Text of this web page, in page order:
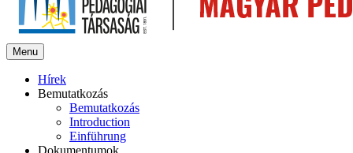
Menu
Hírek
Bemutatkozás
Bemutatkozás
Introduction
Einführung
Dokumentumok